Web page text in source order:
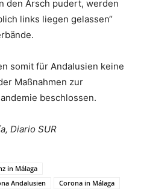
den Arsch pudert, werden
links liegen gelassen“
somit für Andalusien keine
Maßnahmen zur
beschlossen.
Diario SUR
in Málaga
Andalusien
Corona in Málaga